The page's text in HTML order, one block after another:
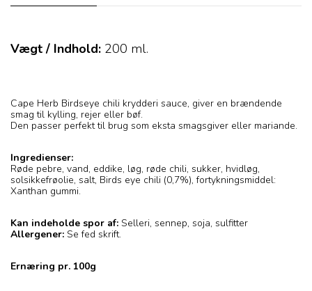
Vægt / Indhold: 200 ml.
Cape Herb Birdseye chili krydderi sauce, giver en brændende
smag til kylling, rejer eller bøf.
Den passer perfekt til brug som eksta smagsgiver eller mariande.
Ingredienser:
Røde pebre, vand, eddike, løg, røde chili, sukker, hvidløg,
solsikkefrøolie, salt, Birds eye chili (0,7%), fortykningsmiddel:
Xanthan gummi.
Kan indeholde spor af: Selleri, sennep, soja, sulfitter
Allergener: Se fed skrift.
Ernæring pr. 100g